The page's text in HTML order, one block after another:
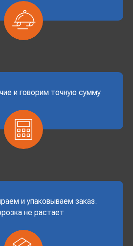
и говорим точную сумму
и упаковываем заказ.
не растает